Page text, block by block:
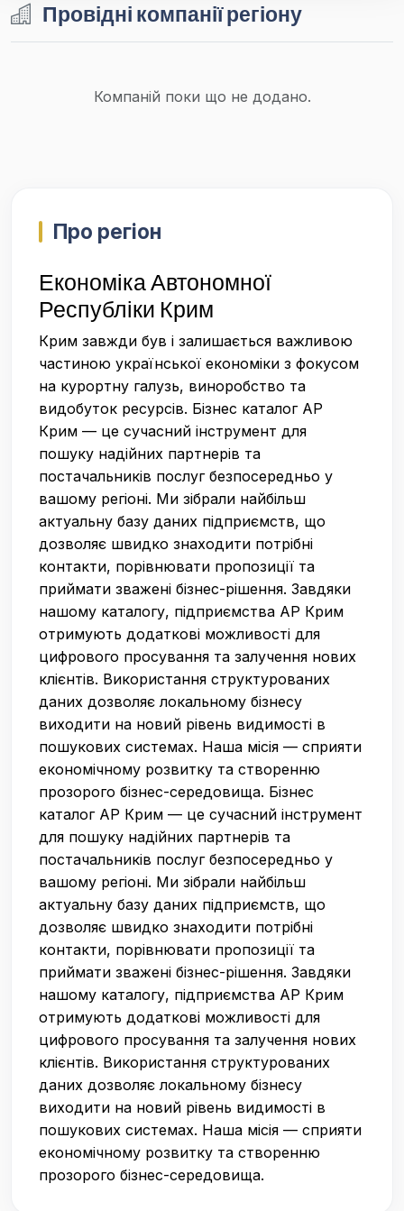
Провідні компанії регіону
Компаній поки що не додано.
Про регіон
Економіка Автономної
Республіки Крим
Крим завжди був і залишається важливою
частиною української економіки з фокусом
на курортну галузь, виноробство та
видобуток ресурсів. Бізнес каталог АР
Крим — це сучасний інструмент для
пошуку надійних партнерів та
постачальників послуг безпосередньо у
вашому регіоні. Ми зібрали найбільш
актуальну базу даних підприємств, що
дозволяє швидко знаходити потрібні
контакти, порівнювати пропозиції та
приймати зважені бізнес-рішення. Завдяки
нашому каталогу, підприємства АР Крим
отримують додаткові можливості для
цифрового просування та залучення нових
клієнтів. Використання структурованих
даних дозволяє локальному бізнесу
виходити на новий рівень видимості в
пошукових системах. Наша місія — сприяти
економічному розвитку та створенню
прозорого бізнес-середовища. Бізнес
каталог АР Крим — це сучасний інструмент
для пошуку надійних партнерів та
постачальників послуг безпосередньо у
вашому регіоні. Ми зібрали найбільш
актуальну базу даних підприємств, що
дозволяє швидко знаходити потрібні
контакти, порівнювати пропозиції та
приймати зважені бізнес-рішення. Завдяки
нашому каталогу, підприємства АР Крим
отримують додаткові можливості для
цифрового просування та залучення нових
клієнтів. Використання структурованих
даних дозволяє локальному бізнесу
виходити на новий рівень видимості в
пошукових системах. Наша місія — сприяти
економічному розвитку та створенню
прозорого бізнес-середовища.